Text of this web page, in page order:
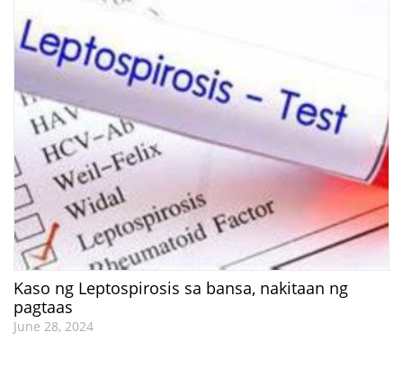
Kaso ng Leptospirosis sa bansa, nakitaan ng
pagtaas
June 28, 2024